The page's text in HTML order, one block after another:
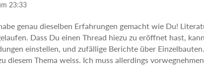
23:33
genau dieselben Erfahrungen gemacht wie Du!
Dass Du einen Thread hiezu zu eröffnet hast,
einstellen, und zufällige Berichte über
diesem Thema weiss. Ich muss allerdings